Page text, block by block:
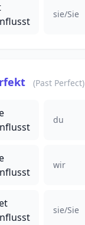
sie/Sie
(Past Perfect)
du
wir
sie/Sie